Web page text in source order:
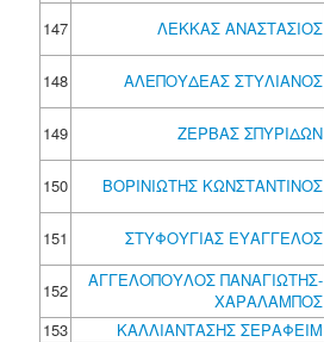
147
ΛΕΚΚΑΣ ΑΝΑΣΤΑΣΙΟΣ
148
ΑΛΕΠΟΥΔΕΑΣ ΣΤΥΛΙΑΝΟΣ
149
ΖΕΡΒΑΣ ΣΠΥΡΙΔΩΝ
150
ΒΟΡΙΝΙΩΤΗΣ ΚΩΝΣΤΑΝΤΙΝΟΣ
151
ΣΤΥΦΟΥΓΙΑΣ ΕΥΑΓΓΕΛΟΣ
152
ΑΓΓΕΛΟΠΟΥΛΟΣ ΠΑΝΑΓΙΩΤΗΣ-
ΧΑΡΑΛΑΜΠΟΣ
153
ΚΑΛΛΙΑΝΤΑΣΗΣ ΣΕΡΑΦΕΙΜ